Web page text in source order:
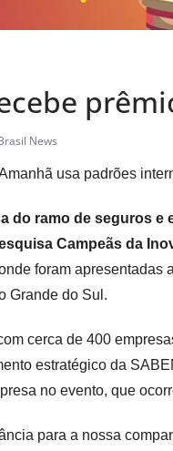
News
usa padrões
do ramo de seguros
Campeãs da
foram apresentadas
Grande do Sul.
cerca de 400
estratégico da
no evento, que
para a nossa